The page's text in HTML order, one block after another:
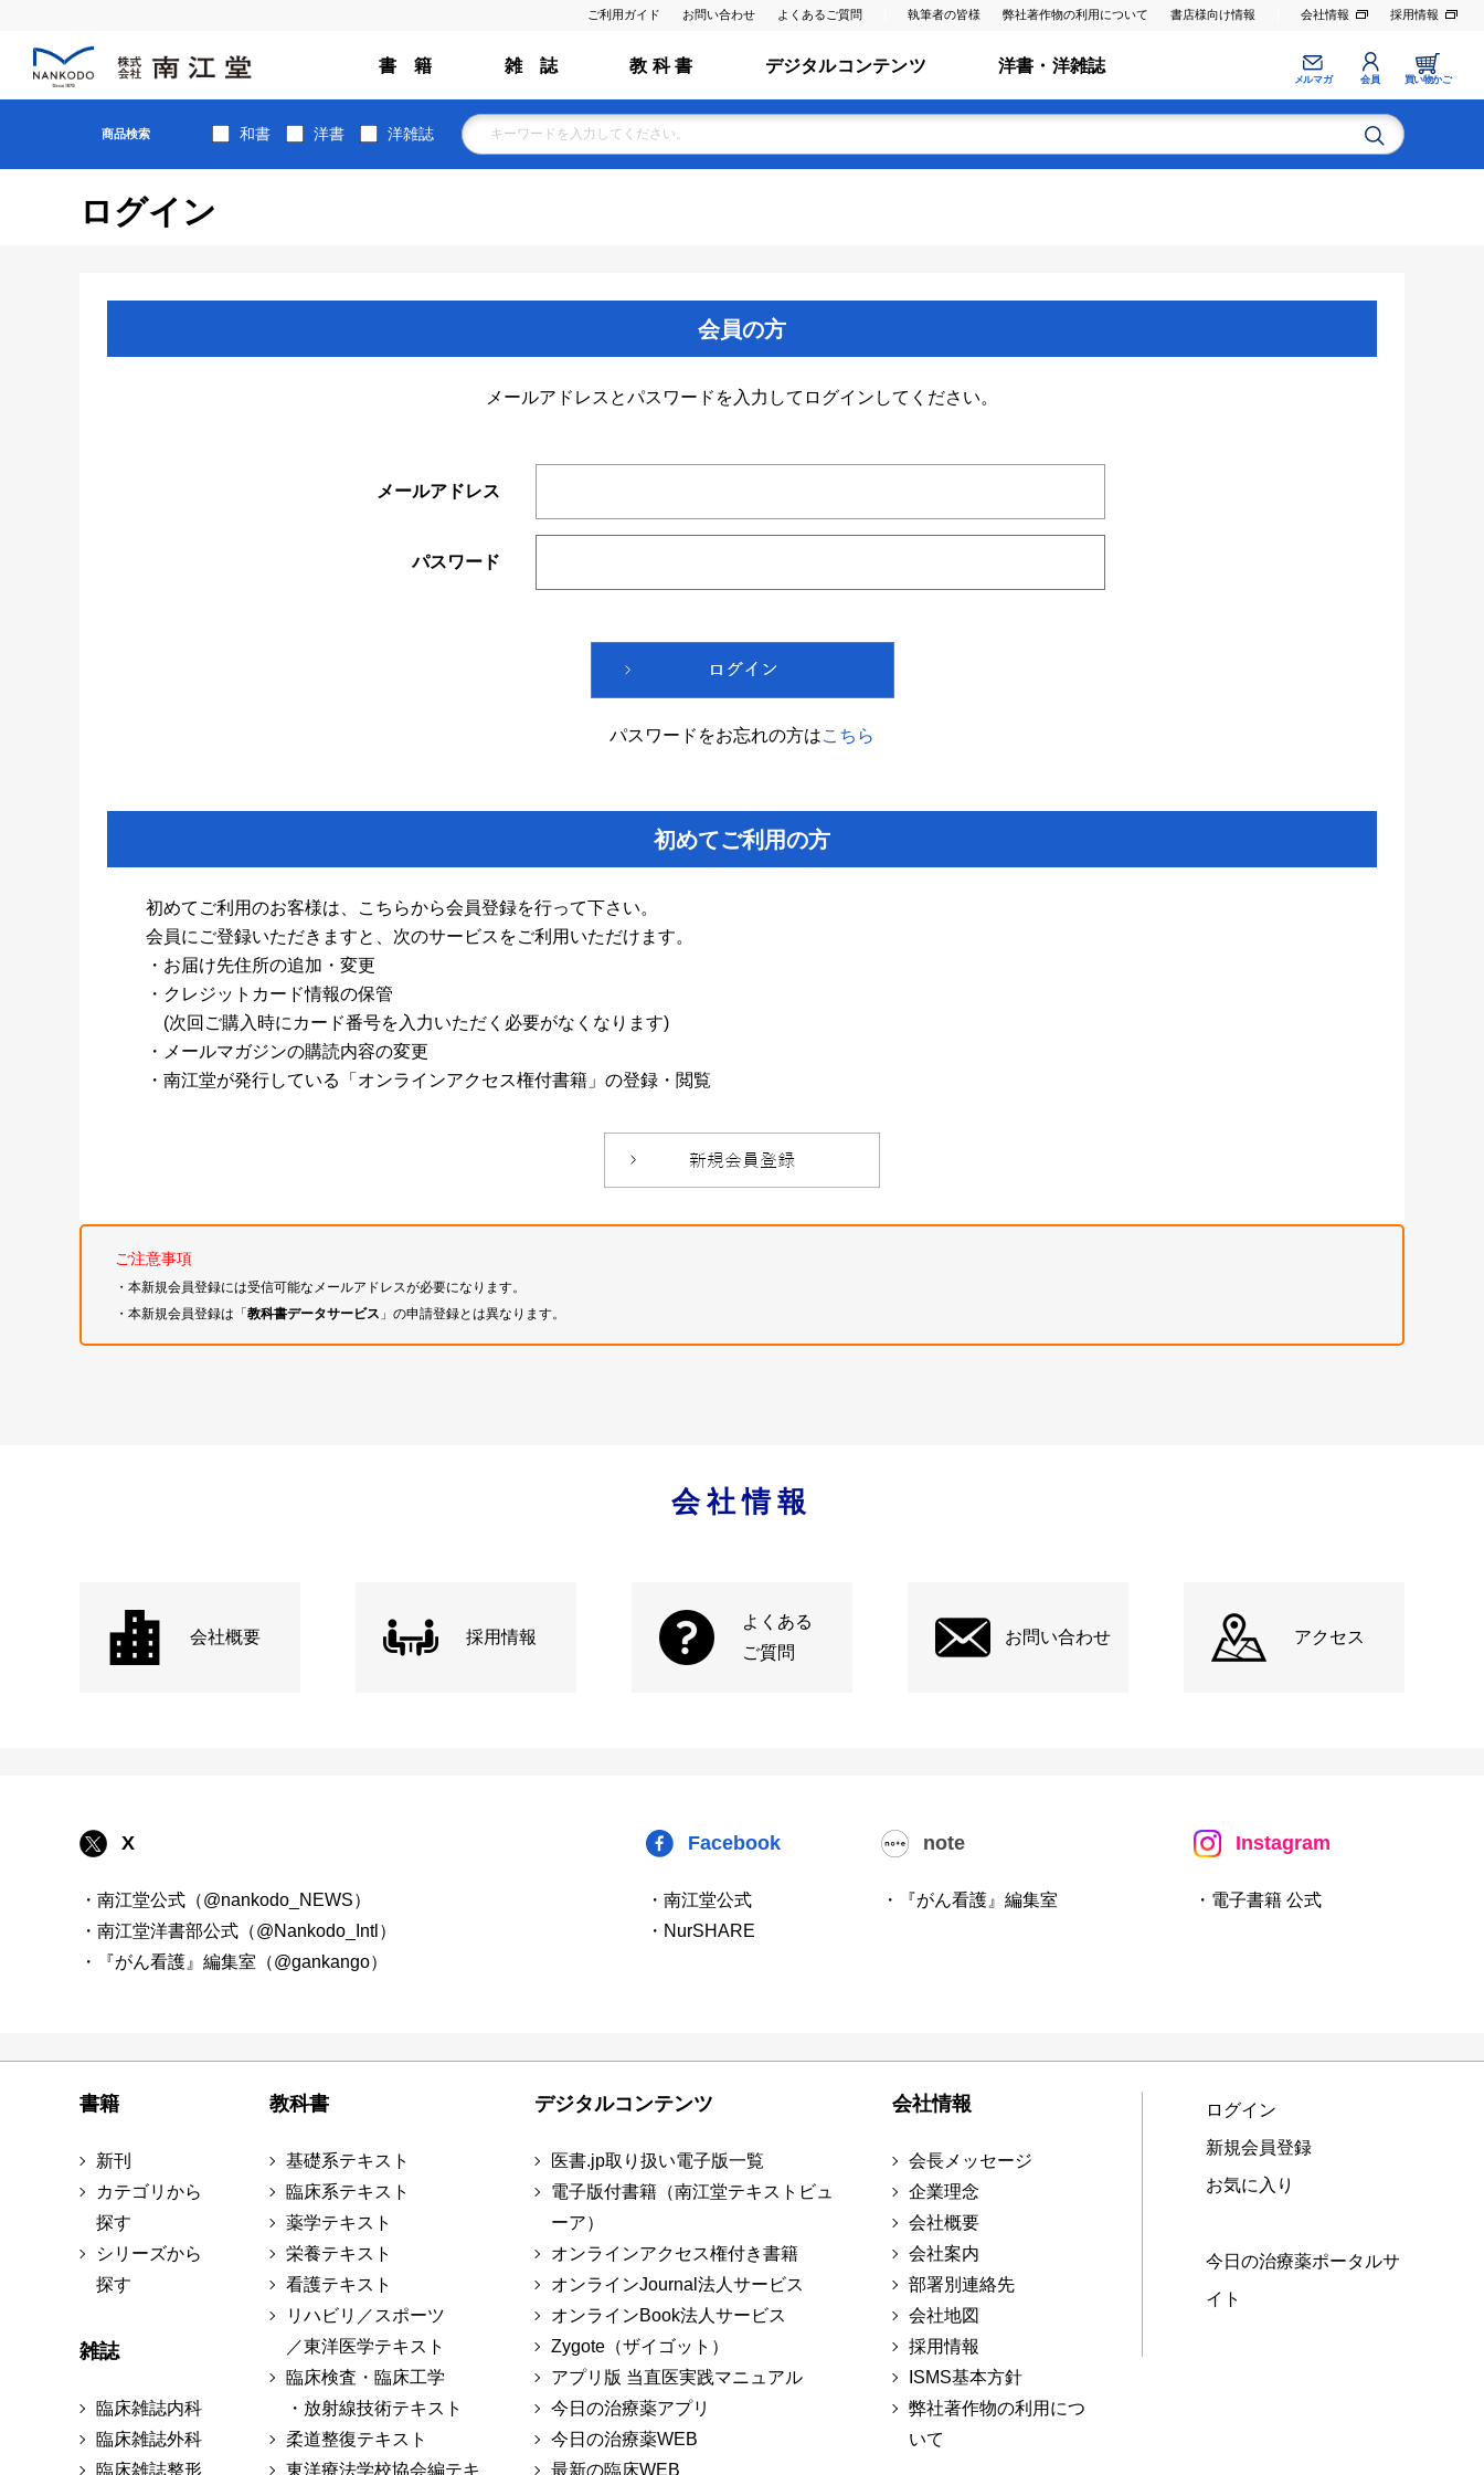
ご利用ガイド お問い合わせ よくあるご質問 執筆者の皆様 弊社著作物の利用について 書店様向け情報 会社情報 採用情報
書 籍 雑 誌 教 科 書 デジタルコンテンツ 洋書・洋雑誌
メルマガ 会員 買い物かご
商品検索 和書 洋書 洋雑誌
ログイン
会員の方
メールアドレスとパスワードを入力してログインしてください。
メールアドレス
パスワード
パスワードをお忘れの方はこちら
初めてご利用の方
初めてご利用のお客様は、こちらから会員登録を行って下さい。
会員にご登録いただきますと、次のサービスをご利用いただけます。
・お届け先住所の追加・変更
・クレジットカード情報の保管
(次回ご購入時にカード番号を入力いただく必要がなくなります)
・メールマガジンの購読内容の変更
・南江堂が発行している「オンラインアクセス権付書籍」の登録・閲覧
ご注意事項
・本新規会員登録には受信可能なメールアドレスが必要になります。
・本新規会員登録は「教科書データサービス 」の申請登録とは異なります。
会社情報
会社概要 採用情報
よくある
ご質問
お問い合わせ アクセス
X
・南江堂公式（@nankodo_NEWS）
・南江堂洋書部公式（@Nankodo_Intl）
・『がん看護』編集室（@gankango）
Facebook
・南江堂公式
・NurSHARE
note
・『がん看護』編集室
Instagram
・電子書籍 公式
書籍
新刊
カテゴリから
探す
シリーズから
探す
雑誌
臨床雑誌内科
臨床雑誌外科
臨床雑誌整形
教科書
基礎系テキスト
臨床系テキスト
薬学テキスト
栄養テキスト
看護テキスト
リハビリ／スポーツ
／東洋医学テキスト
臨床検査・臨床工学
・放射線技術テキスト
柔道整復テキスト
東洋療法学校協会編テキ
デジタルコンテンツ
医書.jp取り扱い電子版一覧
電子版付書籍（南江堂テキストビュ
ーア）
オンラインアクセス権付き書籍
オンラインJournal法人サービス
オンラインBook法人サービス
Zygote（ザイゴット）
アプリ版 当直医実践マニュアル
今日の治療薬アプリ
今日の治療薬WEB
最新の臨床WEB
会社情報
会長メッセージ
企業理念
会社概要
会社案内
部署別連絡先
会社地図
採用情報
ISMS基本方針
弊社著作物の利用につ
いて
ログイン
新規会員登録
お気に入り
今日の治療薬ポータルサ
イト